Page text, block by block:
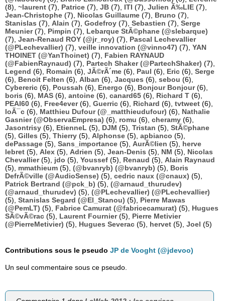
(8), ~laurent (7), Patrice (7), JB (7), ITI (7), Julien Ã‰LIE (7),
Jean-Christophe (7), Nicolas Guillaume (7), Bruno (7),
Stanislas (7), Alain (7), Godefroy (7), Sebastien (7), Serge
Meunier(7), Pimpin (7), Lebarque StÃ©phane (@slebarque)
(7), Jean-Renaud ROY (@jr_roy) (7), Pascal Lechevallier
(@PLechevallier) (7), veille innovation (@vinno47) (7), YAN
THOINET (@YanThoinet) (7), Fabien RAYNAUD
(@FabienRaynaud) (7), Partech Shaker (@PartechShaker) (7),
Legend (6), Romain (6), JÃ©rÃ´me (6), Paul (6), Eric (6), Serge
(6), Benoit Felten (6), Alban (6), Jacques (6), sebou (6),
Cybereric (6), Poussah (6), Energo (6), Bonjour Bonjour(6),
boris (6), MAS (6), antoine (6), canard65 (6), Richard T (6),
PEAI60 (6), Free4ever(6), Guerric (6), Richard (6), tvtweet (6),
loÃ¯c (6), Matthieu Dufour (@_matthieudufour) (6), Nathalie
Gasnier (@ObservaEmpresa) (6), romu (6), cheramy (6),
Jasontrisy (6), EtienneL (5), DJM (5), Tristan (5), StÃ©phane
(5), Gilles (5), Thierry (5), Alphonse (5), apbianco (5),
dePassage (5), Sans_importance (5), AurÃ©lien (5), herve
lebret (5), Alex (5), Adrien (5), Jean-Denis (5), NM (5), Nicolas
Chevallier(5), jdo (5), Youssef (5), Renaud (5), Alain Raynaud
(5), mmathieum (5), (@bvanryb) (@bvanryb) (5), Boris
DefrÃ©ville (@AudioSense) (5), cedric naux (@cnaux) (5),
Patrick Bertrand (@pck_b) (5), (@arnaud_thurudev)
(@arnaud_thurudev) (5), (@PLechevallier) (@PLechevallier)
(5), Stanislas Segard (@El_Stanou) (5), Pierre Mawas
(@PemLT) (5), Fabrice Camurat (@fabricecamurat) (5), Hugues
SÃ©vÃ©rac (5), Laurent Fournier(5), Pierre Metivier
(@PierreMetivier) (5), Hugues Severac (5), hervet (5), Joel (5)
Contributions sous le pseudo JP de Vooght (@jdevoo)
Un seul commentaire sous ce pseudo.